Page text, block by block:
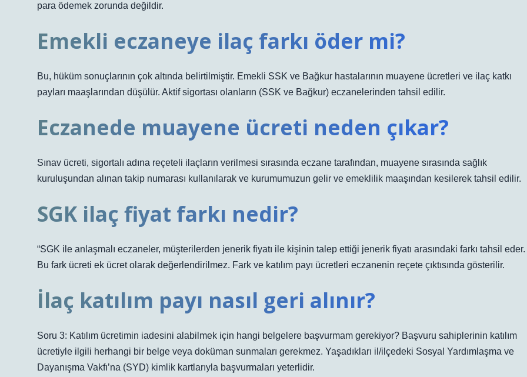
para ödemek zorunda değildir.
Emekli eczaneye ilaç farkı öder mi?
Bu, hüküm sonuçlarının çok altında belirtilmiştir. Emekli SSK ve Bağkur hastalarının muayene ücretleri ve ilaç katkı
payları maaşlarından düşülür. Aktif sigortası olanların (SSK ve Bağkur) eczanelerinden tahsil edilir.
Eczanede muayene ücreti neden çıkar?
Sınav ücreti, sigortalı adına reçeteli ilaçların verilmesi sırasında eczane tarafından, muayene sırasında sağlık
kuruluşundan alınan takip numarası kullanılarak ve kurumumuzun gelir ve emeklilik maaşından kesilerek tahsil edilir.
SGK ilaç fiyat farkı nedir?
“SGK ile anlaşmalı eczaneler, müşterilerden jenerik fiyatı ile kişinin talep ettiği jenerik fiyatı arasındaki farkı tahsil eder.
Bu fark ücreti ek ücret olarak değerlendirilmez. Fark ve katılım payı ücretleri eczanenin reçete çıktısında gösterilir.
İlaç katılım payı nasıl geri alınır?
Soru 3: Katılım ücretimin iadesini alabilmek için hangi belgelere başvurmam gerekiyor? Başvuru sahiplerinin katılım
ücretiyle ilgili herhangi bir belge veya doküman sunmaları gerekmez. Yaşadıkları il/ilçedeki Sosyal Yardımlaşma ve
Dayanışma Vakfı’na (SYD) kimlik kartlarıyla başvurmaları yeterlidir.